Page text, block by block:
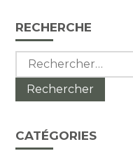
Blog
sidebar
RECHERCHE
Rechercher :
CATÉGORIES